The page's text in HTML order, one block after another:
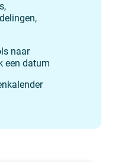
naar
een datum